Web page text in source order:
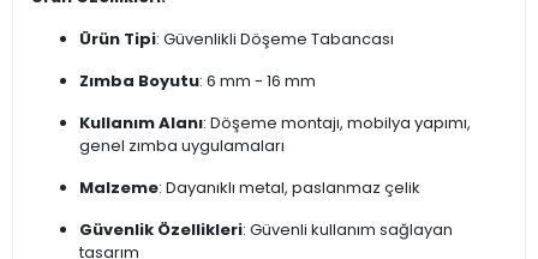
Ürün Tipi: Güvenlikli Döşeme Tabancası
Zımba Boyutu: 6 mm - 16 mm
Kullanım Alanı: Döşeme montajı, mobilya yapımı,
genel zımba uygulamaları
Malzeme: Dayanıklı metal, paslanmaz çelik
Güvenlik Özellikleri: Güvenli kullanım sağlayan
tasarım